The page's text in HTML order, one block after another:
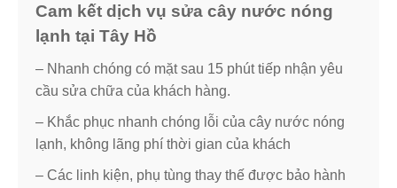
Cam kết dịch vụ sửa cây nước nóng
lạnh tại Tây Hồ
– Nhanh chóng có mặt sau 15 phút tiếp nhận yêu
cầu sửa chữa của khách hàng.
– Khắc phục nhanh chóng lỗi của cây nước nóng
lạnh, không lãng phí thời gian của khách
– Các linh kiện, phụ tùng thay thế được bảo hành